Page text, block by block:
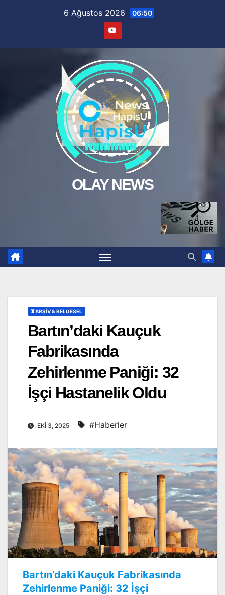
6 Ağustos 2026 06:50
OLAY NEWS
⏳ ARŞİV & BELGESEL
Bartın’daki Kauçuk
Fabrikasında
Zehirlenme Paniği: 32
İşçi Hastanelik Oldu
EKI 3, 2025 #Haberler
Bartın’daki Kauçuk Fabrikasında
Zehirlenme Paniği: 32 İşçi